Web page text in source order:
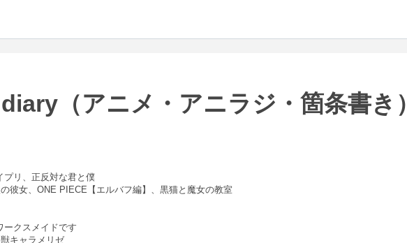
（アニメ・アニラジ・箇条書き）
プリ、正反対な君と僕
彼女、ONE PIECE【エルバフ編】、黒猫と魔女の教室
ークスメイドです
キャラメリゼ